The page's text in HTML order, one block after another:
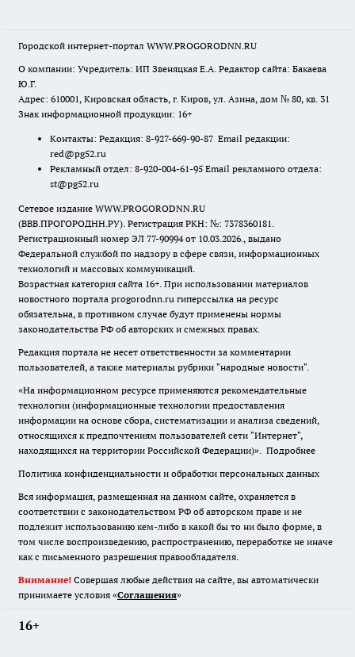
Городской интернет-портал WWW.PROGORODNN.RU
О компании: Учредитель: ИП Звеняцкая Е.А. Редактор сайта: Бакаева
Ю.Г.
Адрес: 610001, Кировская область, г. Киров, ул. Азина, дом № 80, кв. 31
Знак информационной продукции: 16+
Контакты: Редакция: 8-927-669-90-87 Email редакции:
red@pg52.ru
Рекламный отдел: 8-920-004-61-95 Email рекламного отдела:
st@pg52.ru
Сетевое издание WWW.PROGORODNN.RU
(ВВВ.ПРОГОРОДНН.РУ). Регистрация РКН: №: 7378360181.
Регистрационный номер ЭЛ 77-90994 от 10.03.2026., выдано
Федеральной службой по надзору в сфере связи, информационных
технологий и массовых коммуникаций.
Возрастная категория сайта 16+. При использовании материалов
новостного портала progorodnn.ru гиперссылка на ресурс
обязательна, в противном случае будут применены нормы
законодательства РФ об авторских и смежных правах.
Редакция портала не несет ответственности за комментарии
пользователей, а также материалы рубрики "народные новости".
«На информационном ресурсе применяются рекомендательные
технологии (информационные технологии предоставления
информации на основе сбора, систематизации и анализа сведений,
относящихся к предпочтениям пользователей сети "Интернет",
находящихся на территории Российской Федерации)». Подробнее
Политика конфиденциальности и обработки персональных данных
Вся информация, размещенная на данном сайте, охраняется в
соответствии с законодательством РФ об авторском праве и не
подлежит использованию кем-либо в какой бы то ни было форме, в
том числе воспроизведению, распространению, переработке не иначе
как с письменного разрешения правообладателя.
Внимание! Совершая любые действия на сайте, вы автоматически
принимаете условия «Cоглашения»
16+